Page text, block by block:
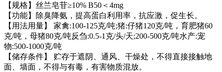
【规格】丝兰皂苷≥10% B50＜4mg
【功能】除臭降氨，提高蛋白利用率，抗应激，促生长。
【用法用量】 家禽:100-125克/吨;猪:仔猪120克/吨，育肥猪60
克/吨，母猪80克/吨反刍:0.5-1克/头/天;200-500克/吨水产:宠
物:500-1000克/吨
【储存条件】 贮存于遮阴、通风、干燥处，不得直接接触地
面、墙面，不得与有毒，有害物质混放。